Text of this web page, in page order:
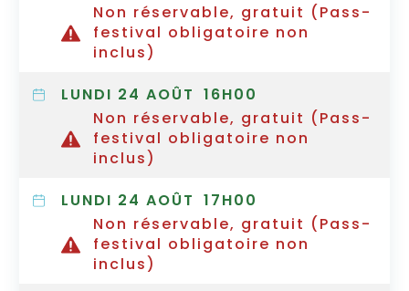
Non réservable, gratuit (Pass-
festival obligatoire non
inclus)
LUNDI 24 AOÛT 16H00
Non réservable, gratuit (Pass-
festival obligatoire non
inclus)
LUNDI 24 AOÛT 17H00
Non réservable, gratuit (Pass-
festival obligatoire non
inclus)